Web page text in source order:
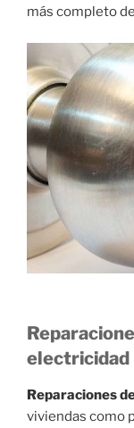
más completo
electricidad
Reparaciones
viviendas como